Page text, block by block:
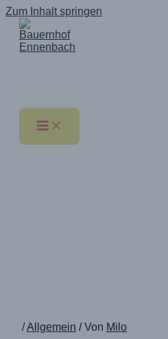
Zum Inhalt springen
/Allgemein / Von Milo